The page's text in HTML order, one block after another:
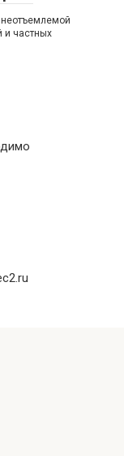
и частных